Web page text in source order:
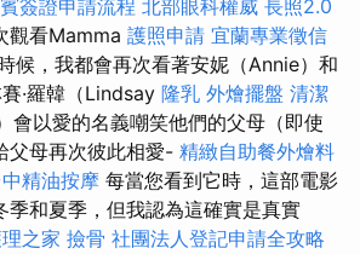
簽證申請流程 北部眼科權威 長照2.0
觀看Mamma 護照申請 宜蘭專業徵信
候，我都會再次看著安妮（Annie）和
·羅韓（Lindsay 隆乳 外燴擺盤 清潔
會以愛的名義嘲笑他們的父母（即使
父母再次彼此相愛- 精緻自助餐外燴料
精油按摩 每當您看到它時，這部電影
季和夏季，但我認為這確實是真實
之家 撿骨 社團法人登記申請全攻略